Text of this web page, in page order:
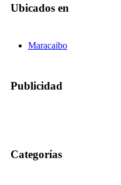
Ubicados en
Maracaibo
Publicidad
Categorías